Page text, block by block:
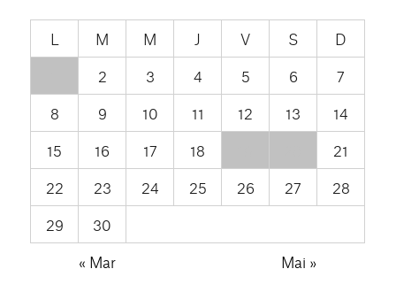
L M M J V S
D
2 3 4 5 6
7
8
9 10 11 12 13
14
15
16 17 18
21
22
23 24 25 26 27
28
29
30
« Mar
Mai »